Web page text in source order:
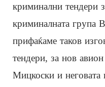
криминални тендери
криминалната
прифаќаме таков
тендери, за нов
Мицкоски и